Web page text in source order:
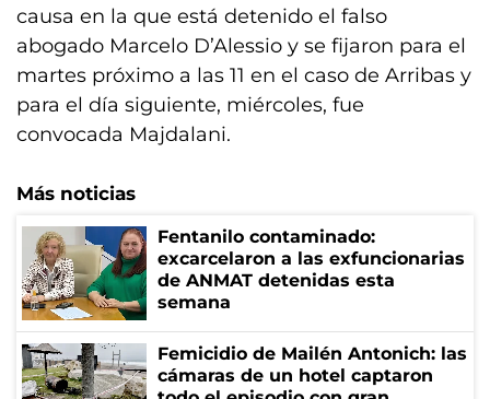
causa en la que está detenido el falso
abogado Marcelo D’Alessio y se fijaron para el
martes próximo a las 11 en el caso de Arribas y
para el día siguiente, miércoles, fue
convocada Majdalani.
Más noticias
Fentanilo contaminado:
excarcelaron a las exfuncionarias
de ANMAT detenidas esta
semana
Femicidio de Mailén Antonich: las
cámaras de un hotel captaron